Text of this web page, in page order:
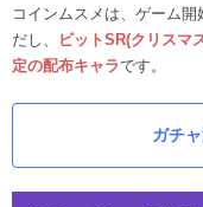
コインムスメは、ゲーム
だし、
ビットSR(クリスマ
定の配布キャラです。
ガチ